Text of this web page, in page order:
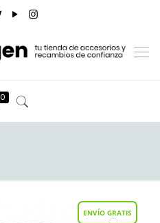
0
ENVÍO GRATIS